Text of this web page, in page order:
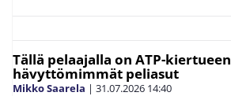
Tällä pelaajalla on ATP-kiertueen
hävyttömimmät peliasut
Mikko Saarela | 31.07.2026 14:40